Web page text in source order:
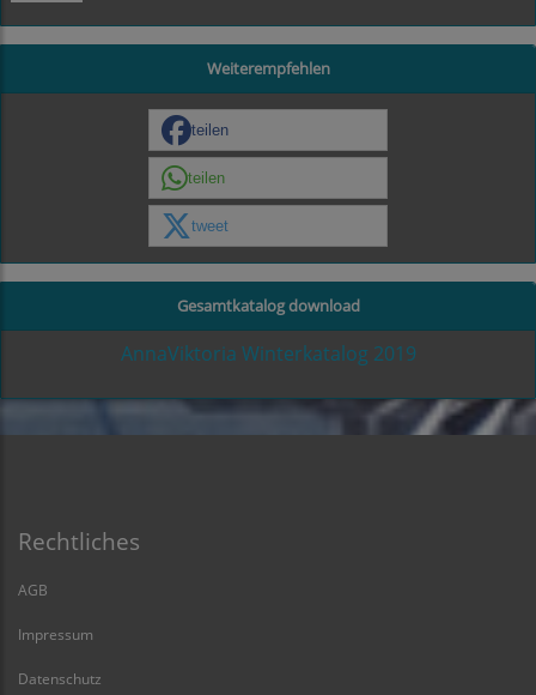
Weiterempfehlen
teilen
teilen
tweet
Gesamtkatalog download
AnnaViktoria Winterkatalog 2019
Rechtliches
AGB
Impressum
Datenschutz